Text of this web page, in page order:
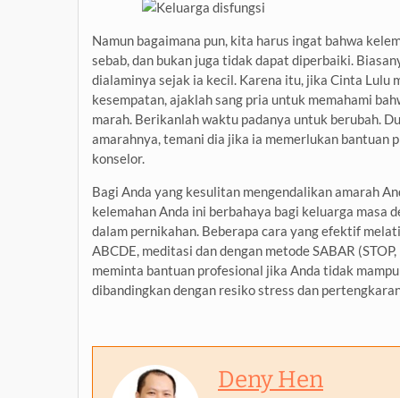
Namun bagaimana pun, kita harus ingat bahwa
sebab, dan bukan juga tidak dapat diperbaiki.
dialaminya sejak ia kecil. Karena itu, jika Cinta Lulu
kesempatan, ajaklah sang pria untuk memahami
marah. Berikanlah waktu padanya untuk berubah.
amarahnya, temani dia jika ia memerlukan bantuan
konselor.
Bagi Anda yang kesulitan mengendalikan amarah
kelemahan Anda ini berbahaya bagi keluarga masa
dalam pernikahan. Beberapa cara yang efektif
ABCDE, meditasi dan dengan metode SABAR
meminta bantuan profesional jika Anda tidak
dibandingkan dengan resiko stress dan
Deny Hen